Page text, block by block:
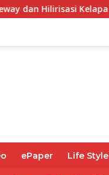
Kelapa ke Investor
ePaper Life Style